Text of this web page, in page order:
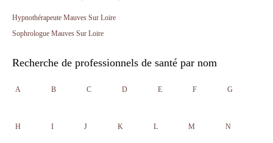
Hypnothérapeute Mauves Sur Loire
Sophrologue Mauves Sur Loire
Recherche de professionnels de santé par nom
A B C D E F G
H I J K L M N